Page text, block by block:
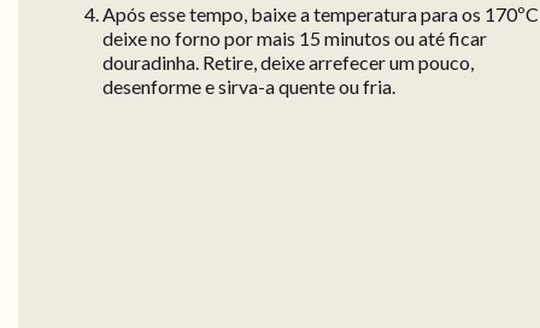
Após esse tempo, baixe a temperatura para os
deixe no forno por mais 15 minutos ou até ficar
douradinha. Retire, deixe arrefecer um pouco,
desenforme e sirva-a quente ou fria.